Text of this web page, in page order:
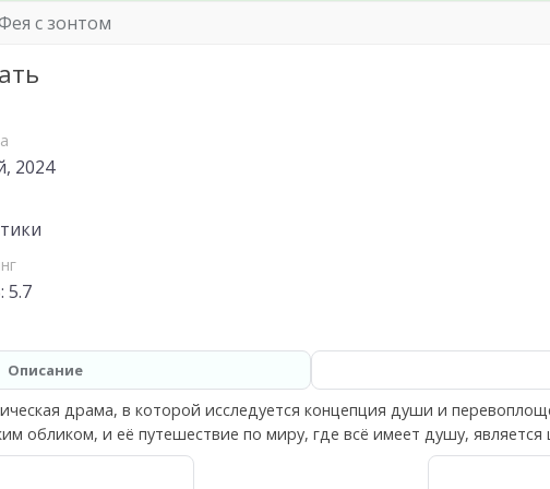
с зонтом
2024
5.7
Описание
драма, в которой исследуется концепция души и
обликом, и её путешествие по миру, где всё имеет душу,